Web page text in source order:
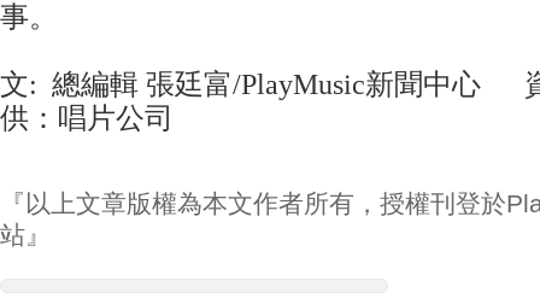
事。
文: 總編輯 張廷富/PlayMusic新聞中心
供：唱片公司
『以上文章版權為本文作者所有，授權刊登於
站』